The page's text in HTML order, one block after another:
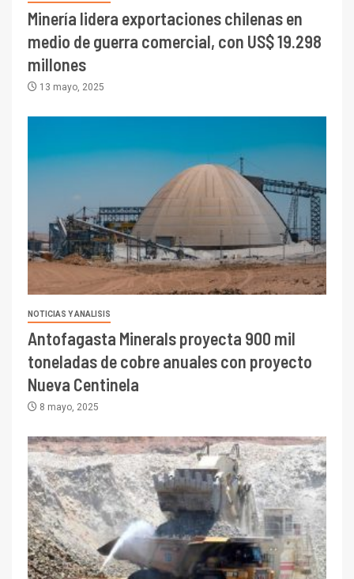
Minería lidera exportaciones chilenas en
medio de guerra comercial, con US$ 19.298
millones
13 mayo, 2025
NOTICIAS Y ANALISIS
Antofagasta Minerals proyecta 900 mil
toneladas de cobre anuales con proyecto
Nueva Centinela
8 mayo, 2025